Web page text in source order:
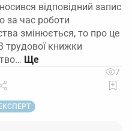
відповідний запис
за час роботи
змінюється, то про це
трудової книжки
7
ЕКСПЕРТ